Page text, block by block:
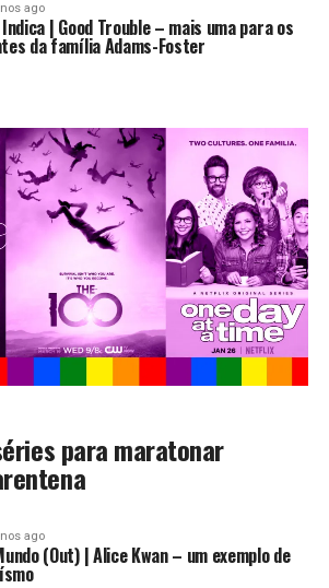
ago
| Good Trouble – mais uma para os
da família Adams-Foster
para maratonar
ago
(Out) | Alice Kwan – um exemplo de